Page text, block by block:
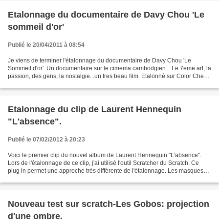
Etalonnage du documentaire de Davy Chou 'Le
sommeil d'or'
Publié le 20/04/2011 à 08:54
Je viens de terminer l'étalonnage du documentaire de Davy Chou 'Le
Sommeil d'or'. Un documentaire sur le cimema cambodgien....Le 7eme art, la
passion, des gens, la nostalgie...un tres beau film. Etalonné sur Color Chez
Etalonnage du clip de Laurent Hennequin
"L'absence".
Publié le 07/02/2012 à 20:23
Voici le premier clip du nouvel album de Laurent Hennequin "L'absence".
Lors de l'étalonnage de ce clip, j'ai utilisé l'outil Scratcher du Scratch. Ce
plug in permet une approche trés différente de l'étalonnage. Les masques
Nouveau test sur scratch-Les Gobos: projection
d'une ombre.